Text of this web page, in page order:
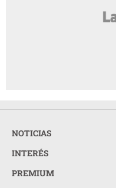
NOTICIAS
INTERÉS
PREMIUM